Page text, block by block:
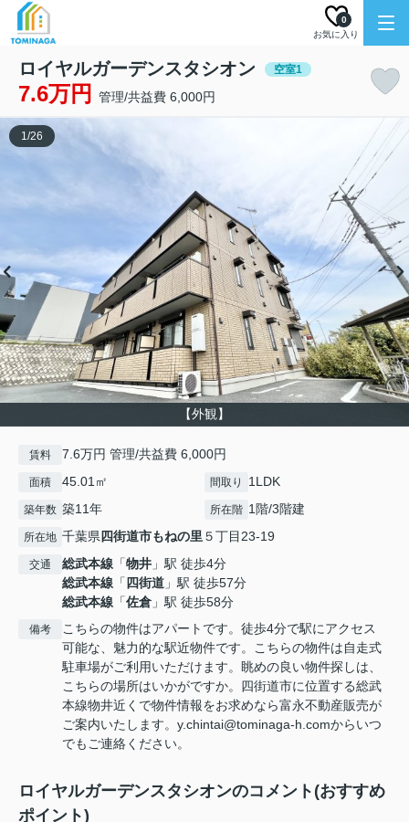
お気に入り
0
ロイヤルガーデンスタシオン 空室1
7.6万円 管理/共益費 6,000円
【外観】
1/26
賃料 7.6万円 管理/共益費 6,000円
面積 45.01㎡ 間取り 1LDK
築年数 築11年 所在階 1階/3階建
所在地 千葉県四街道市もねの里５丁目23-19
交通 総武本線 「物井 」駅 徒歩4分
総武本線 「 四街道 」駅 徒歩57分
総武本線 「佐倉 」駅 徒歩58分
備考
こちらの物件はアパートです。徒歩4分で駅にアクセス
可能な、魅力的な駅近物件です。こちらの物件は自走式
駐車場がご利用いただけます。眺めの良い物件探しは、
こちらの場所はいかがですか。四街道市に位置する総武
本線物井近くで物件情報をお求めなら富永不動産販売が
ご案内いたします。y.chintai@tominaga-h.comからいつ
でもご連絡ください。
ロイヤルガーデンスタシオンのコメント(おすすめ
ポイント)